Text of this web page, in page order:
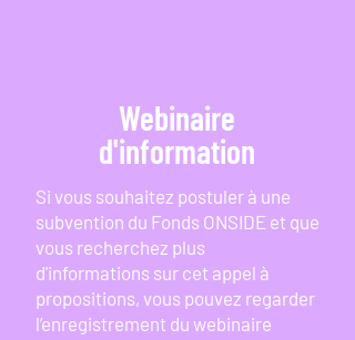
Webinaire
d'information
​Si vous souhaitez postuler à une
subvention du Fonds ONSIDE et que
vous recherchez plus
d'informations sur cet appel à
propositions, vous pouvez regarder
l’enregistrement du webinaire